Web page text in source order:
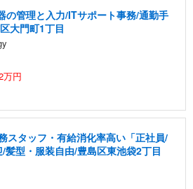
の管理と入力/ITサポート事務/通勤手
大門町1丁目
万円
スタッフ・有給消化率高い「正社員/
髪型・服装自由/豊島区東池袋2丁目